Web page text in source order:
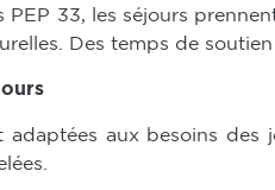
PEP 33, les séjours
Des temps de
aux besoins